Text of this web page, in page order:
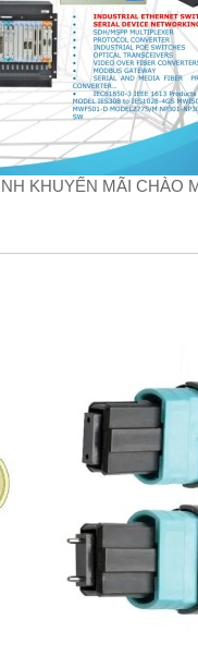
KHUYẾN MÃI CHÀO